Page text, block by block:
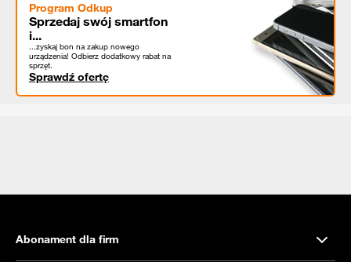
Program Odkup
Sprzedaj swój smartfon
i...
...zyskaj bon na zakup nowego
urządzenia! Odbierz dodatkowy rabat na
sprzęt.
Sprawdź ofertę
Abonament dla firm